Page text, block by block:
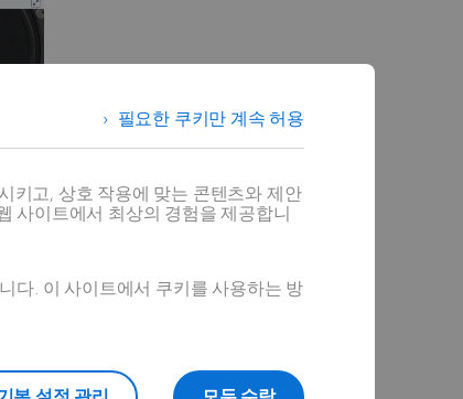
필요한 쿠키만 계속 허용
키고, 상호 작용에 맞는 콘텐츠와 제안
사이트에서 최상의 경험을 제공합니
다. 이 사이트에서 쿠키를 사용하는 방